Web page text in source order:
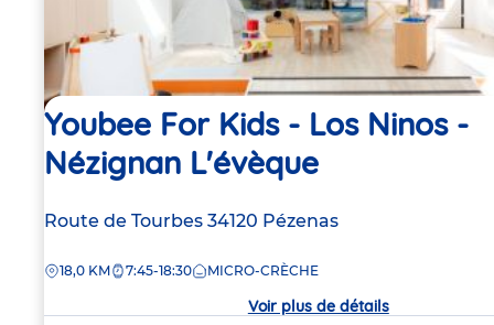
Youbee For Kids - Los Ninos -
Nézignan L'évèque
Adresse
la
Route de Tourbes 34120 Pézenas
DISTANCE
18,0 KM 7:45-18:30 MICRO-CRÈCHE
Voir plus de détails